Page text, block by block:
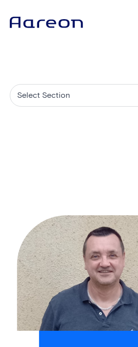
Select Section